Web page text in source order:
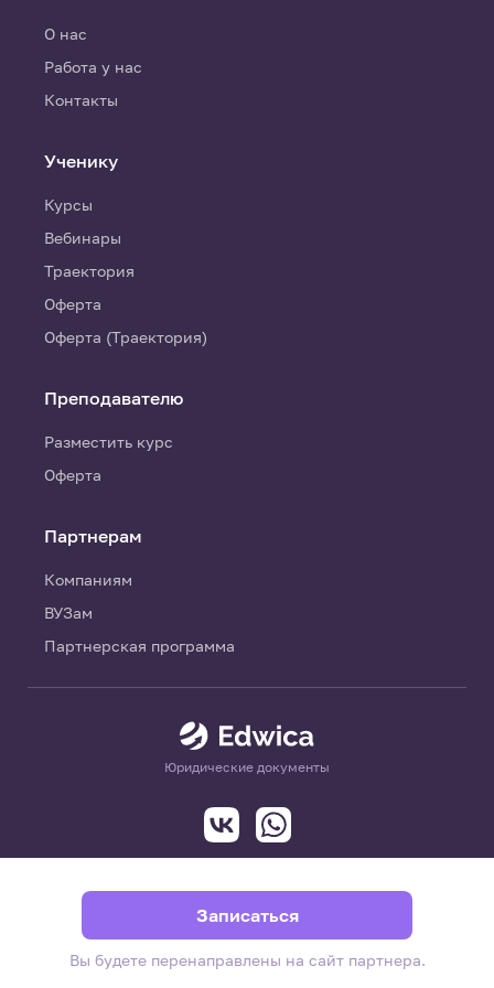
Записаться
Вы будете перенаправлены на сайт партнера.
Юридические документы
О нас
Работа у нас
Контакты
Ученику
Курсы
Вебинары
Траектория
Оферта
Оферта (Траектория)
Преподавателю
Разместить курс
Оферта
Партнерам
Компаниям
ВУЗам
Партнерская программа